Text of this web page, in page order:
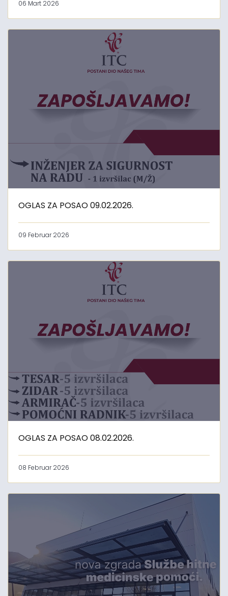
06 Mart 2026
OGLAS ZA POSAO 09.02.2026.
09 Februar 2026
OGLAS ZA POSAO 08.02.2026.
08 Februar 2026